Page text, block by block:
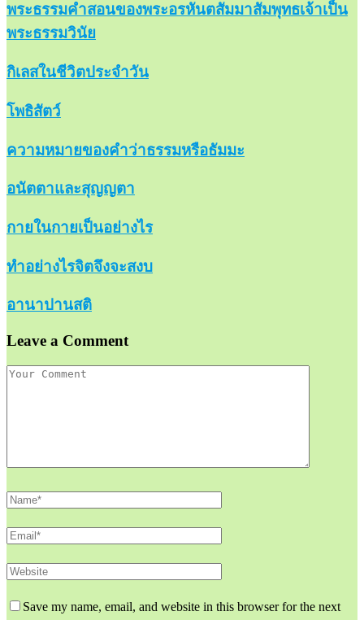
พระธรรมคำสอนของพระอรหันตสัมมาสัมพุทธเจ้าเป็น
พระธรรมวินัย
กิเลสในชีวิตประจำวัน
โพธิสัตว์
ความหมายของคำว่าธรรมหรือธัมมะ
อนัตตาและสุญญตา
กายในกายเป็นอย่างไร
ทำอย่างไรจิตจึงจะสงบ
อานาปานสติ
Leave a Comment
Save my name, email, and website in this browser for the next